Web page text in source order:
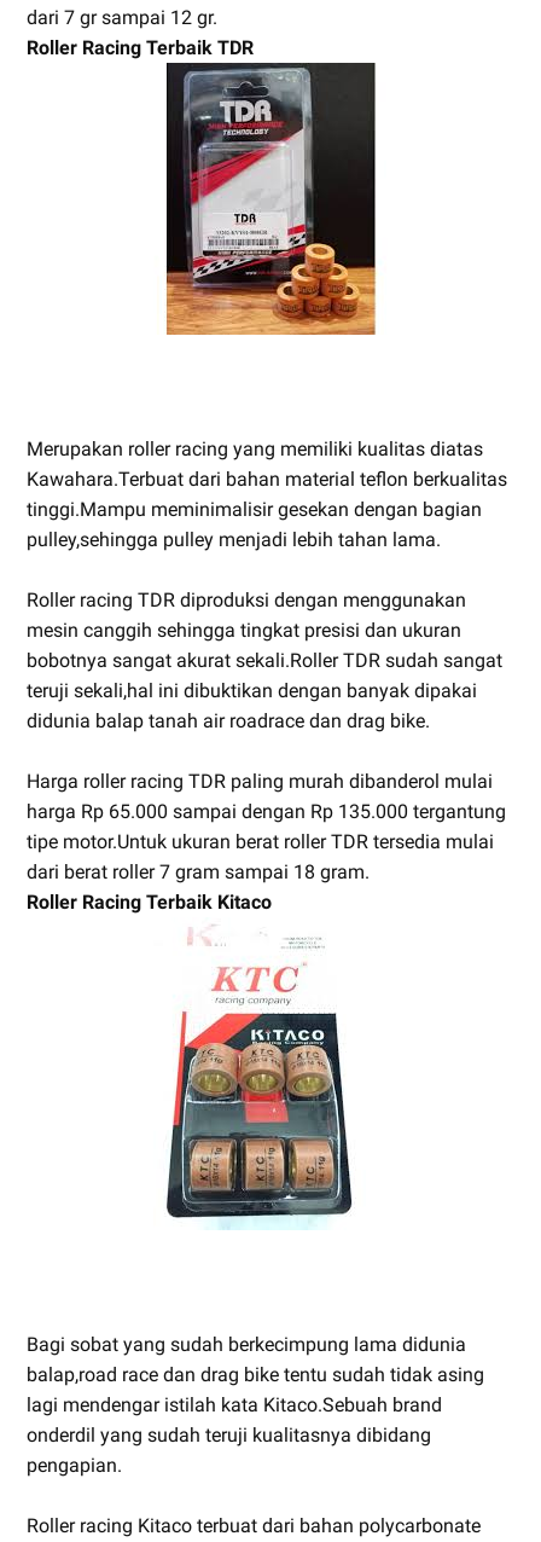
dari 7 gr sampai 12 gr.
Roller Racing Terbaik TDR
Merupakan roller racing yang memiliki kualitas diatas
Kawahara.Terbuat dari bahan material teflon berkualitas
tinggi.Mampu meminimalisir gesekan dengan bagian
pulley,sehingga pulley menjadi lebih tahan lama.
Roller racing TDR diproduksi dengan menggunakan
mesin canggih sehingga tingkat presisi dan ukuran
bobotnya sangat akurat sekali.Roller TDR sudah sangat
teruji sekali,hal ini dibuktikan dengan banyak dipakai
didunia balap tanah air roadrace dan drag bike.
Harga roller racing TDR paling murah dibanderol mulai
harga Rp 65.000 sampai dengan Rp 135.000 tergantung
tipe motor.Untuk ukuran berat roller TDR tersedia mulai
dari berat roller 7 gram sampai 18 gram.
Roller Racing Terbaik Kitaco
Bagi sobat yang sudah berkecimpung lama didunia
balap,road race dan drag bike tentu sudah tidak asing
lagi mendengar istilah kata Kitaco.Sebuah brand
onderdil yang sudah teruji kualitasnya dibidang
pengapian.
Roller racing Kitaco terbuat dari bahan polycarbonate